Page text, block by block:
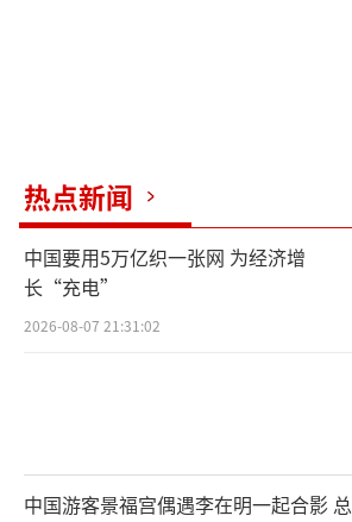
热点新闻
中国要用5万亿织一张网 为经济增
长“充电”
2026-08-07 21:31:02
中国游客景福宫偶遇李在明一起合影 总